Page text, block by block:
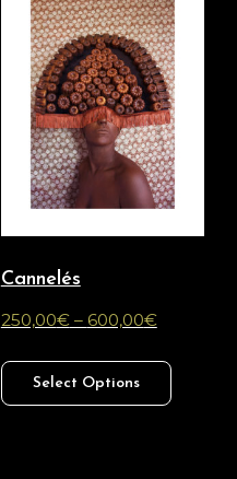
Cannelés
250,00€– 600,00€
Select Options